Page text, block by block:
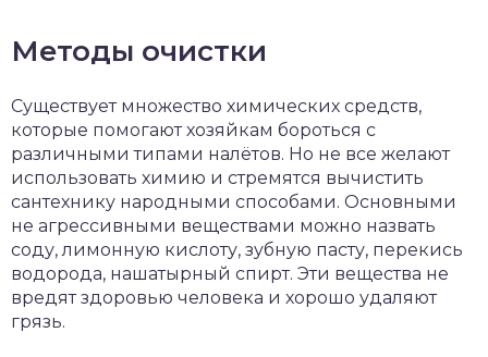
Методы очистки
Существует множество химических средств,
которые помогают хозяйкам бороться с
различными типами налётов. Но не все желают
использовать химию и стремятся вычистить
сантехнику народными способами. Основными
не агрессивными веществами можно назвать
соду, лимонную кислоту, зубную пасту, перекись
водорода, нашатырный спирт. Эти вещества не
вредят здоровью человека и хорошо удаляют
грязь.